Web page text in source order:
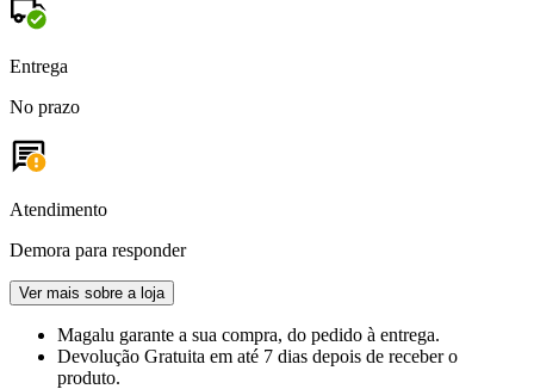
Entrega
No prazo
Atendimento
Demora para responder
Ver mais sobre a loja
Magalu garante a sua compra, do pedido à entrega.
Devolução Gratuita em até 7 dias depois de receber o
produto.